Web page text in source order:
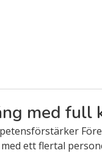
med full
ett flertal